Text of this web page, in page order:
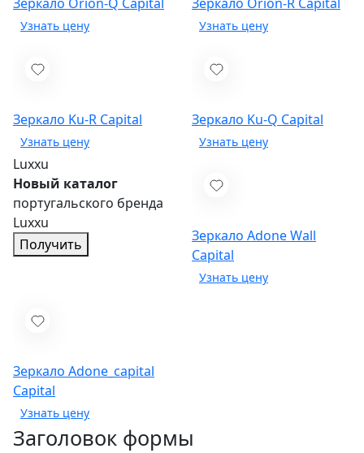
Зеркало Orion-Q Capital Зеркало Orion-R Capital
Зеркало Ku-R Capital Зеркало Ku-Q Capital
Luxxu
Новый каталог
португальского бренда
Luxxu
Получить
Зеркало Adone Wall
Capital
Зеркало Adone_capital
Capital
Заголовок формы